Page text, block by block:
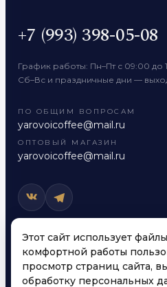
+7 (993) 398-05-08
График работы: Пн–Пт с 09:00 до
Сб–Вс и праздничные дни —
ПО ОБЩИМ ВОПРОСАМ
yarovoicoffee@mail.ru
ОПТОВЫЙ МАГАЗИН
yarovoicoffee@mail.ru
РЕКВИЗИТЫ КОМПАНИИ
ИП Яровой
Этот сайт использует
комфортной работы
просмотр страниц сайта,
обработку персональных